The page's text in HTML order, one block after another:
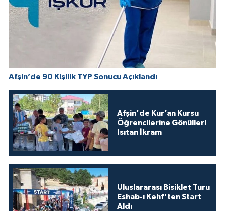
Afşin’de 90 Kişilik TYP Sonucu Açıklandı
Afşin'de Kur’an Kursu
Öğrencilerine Gönülleri
Isıtan İkram
Uluslararası Bisiklet Turu
Eshab-ı Kehf’ten Start
Aldı